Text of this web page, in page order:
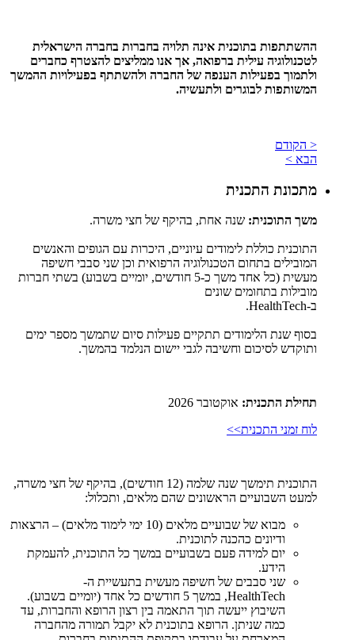
ההשתתפות בתוכנית אינה תלויה בחברות בחברה הישראלית
לטכנולוגיה עילית ברפואה, אך אנו ממליצים להצטרף כחברים
ולתמוך בפעילות הענפה של החברה ולהשתתף בפעילויות ההמשך
המשותפות לבוגרים ולתעשיה.
< הקודם
הבא >
מתכונת התכנית
משך התוכנית: שנה אחת, בהיקף של חצי משרה.
התוכנית כוללת לימודים עיוניים, היכרות עם הגופים והאנשים
המובילים בתחום הטכנולוגיה הרפואית וכן שני סבבי חשיפה
מעשית (כל אחד משך כ-5 חודשים, יומיים בשבוע) בשתי חברות
מובילות בתחומים שונים
ב-HealthTech.
בסוף שנת הלימודים תתקיים פעילות סיום שתמשך מספר ימים
ותוקדש לסיכום וחשיבה לגבי יישום הנלמד בהמשך.
תחילת התכנית: אוקטובר 2026
לוח זמני התכנית>>
התוכנית תימשך שנה שלמה (12 חודשים), בהיקף של חצי משרה,
למעט השבועיים הראשונים שהם מלאים, ותכלול:
מבוא של שבועיים מלאים (10 ימי לימוד מלאים) – הרצאות
ודיונים כהכנה לתוכנית.
יום למידה פעם בשבועיים במשך כל התוכנית, להעמקת
הידע.
שני סבבים של חשיפה מעשית בתעשיית ה-
HealthTech, במשך 5 חודשים כל אחד (יומיים בשבוע).
השיבוץ ייעשה תוך התאמה בין רצון הרופא והחברות, עד
כמה שניתן. הרופא בתוכנית לא יקבל תמורה מהחברה